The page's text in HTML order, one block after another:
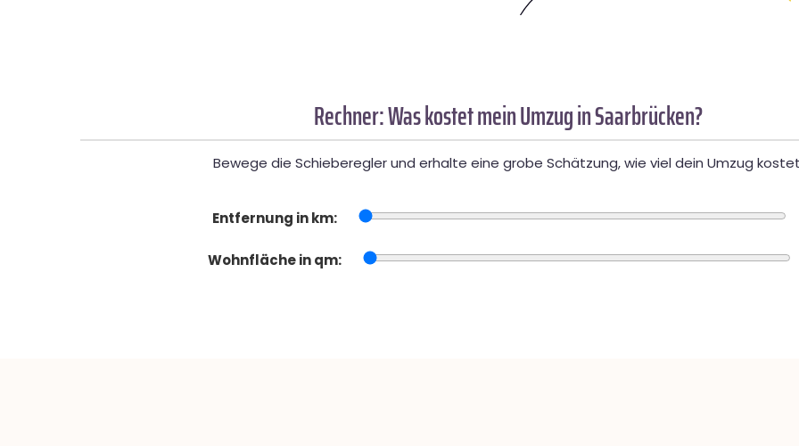
Rechner: Was kostet mein Umzug in Saarbrücken?
Bewege die Schieberegler und erhalte eine grobe Schätzung, wie viel dein Umzug
Entfernung in km:
Wohnfläche in qm: